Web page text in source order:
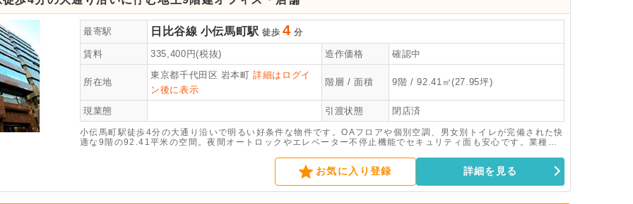
最寄駅 日比谷線 小伝馬町駅 徒歩 4 分
賃料 335,400円(税抜) 造作価格 確認中
所在地
東京都千代田区 岩本町詳細はログイ
ン後に表示
階層 / 面積 9階 / 92.41㎡(27.95坪)
現業態 引渡状態 閉店済
小伝馬町駅徒歩4分の大通り沿いで明るい好条件な物件です。OAフロアや個別空調、男女別トイレが完備された快
適な9階の92.41平米の空間。夜間オートロックやエレベーター不停止機能でセキュリティ面も安心です。業種な
お気に入り登録 詳細を見る